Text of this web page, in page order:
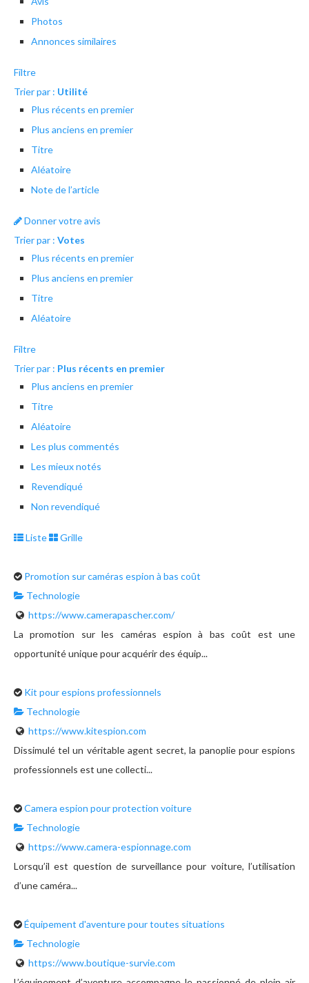
Photos
Annonces similaires
Filtre
Trier par : Utilité
Plus récents en premier
Plus anciens en premier
Titre
Aléatoire
Note de l’article
Donner votre avis
Trier par : Votes
Plus récents en premier
Plus anciens en premier
Titre
Aléatoire
Filtre
Trier par : Plus récents en premier
Plus anciens en premier
Titre
Aléatoire
Les plus commentés
Les mieux notés
Revendiqué
Non revendiqué
Liste Grille
Promotion sur caméras espion à bas coût
Technologie
https://www.camerapascher.com/
La promotion sur les caméras espion à bas coût est une
opportunité unique pour acquérir des équip...
Kit pour espions professionnels
Technologie
https://www.kitespion.com
Dissimulé tel un véritable agent secret, la panoplie pour espions
professionnels est une collecti...
Camera espion pour protection voiture
Technologie
https://www.camera-espionnage.com
Lorsqu’il est question de surveillance pour voiture, l’utilisation
d’une caméra...
Équipement d'aventure pour toutes situations
Technologie
https://www.boutique-survie.com